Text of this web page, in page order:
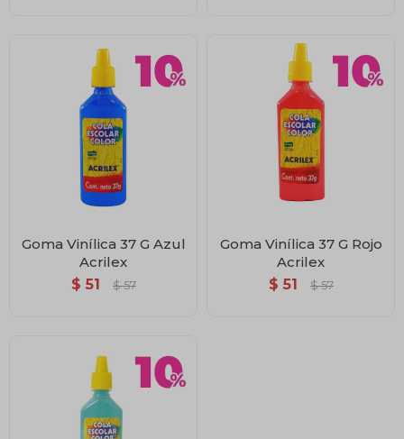
Goma Vinílica 37 G Azul
Acrilex
$ 51 $ 57
Goma Vinílica 37 G Rojo
Acrilex
$ 51 $ 57